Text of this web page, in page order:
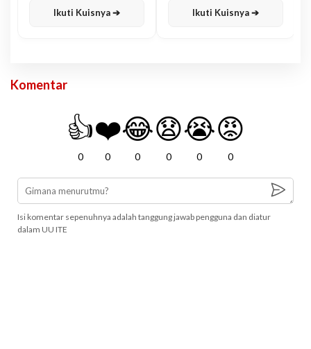
Ikuti Kuisnya ➔ Ikuti Kuisnya ➔
Komentar
👍
0
❤️
0
😂
0
😧
0
😭
0
😡
0
Isi komentar sepenuhnya adalah tanggung jawab pengguna dan diatur
dalam UU ITE